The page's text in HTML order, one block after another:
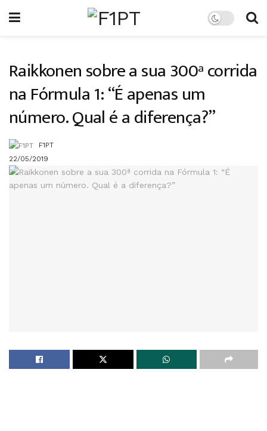
Raikkonen sobre a sua 300ª corrida
na Fórmula 1: “É apenas um
número. Qual é a diferença?”
F1PT
22/05/2019